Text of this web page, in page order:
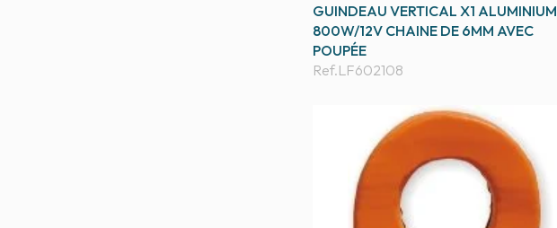
GUINDEAU VERTICAL X1 ALUMINIUM
800W/12V CHAINE DE 6MM AVEC
POUPÉE
Ref.LF602108